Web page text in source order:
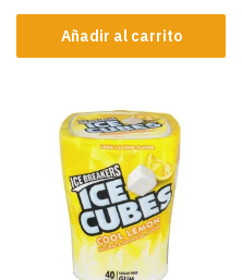
Añadir al carrito